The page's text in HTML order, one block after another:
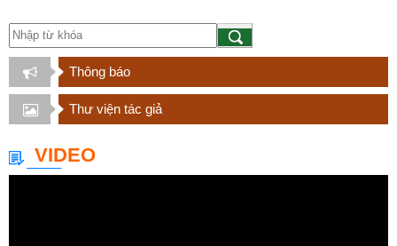
Thông báo
Thư viện tác giả
VIDEO